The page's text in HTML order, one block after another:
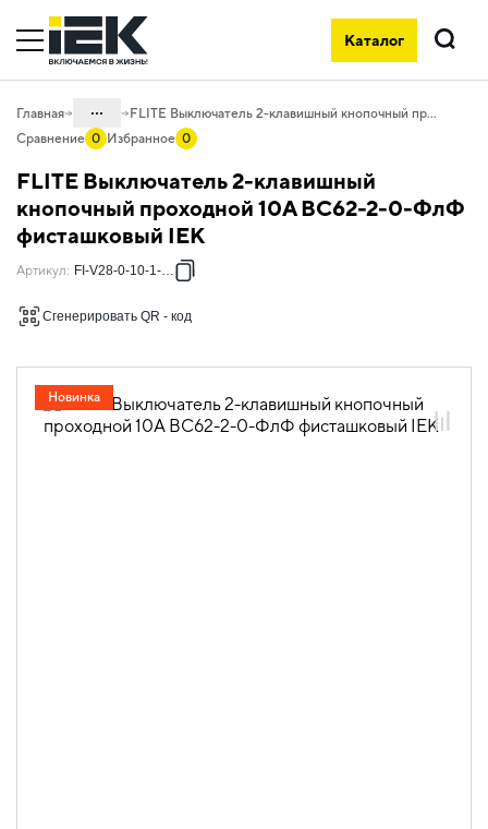
Каталог
Поиск
Главная ...
06. Изделия электроустановочные,
удлинители и силовые разъемы
изделия скрытого монтажа FLITE
FLITE Выключатель 2-клавишный кнопочный проходной 10А ВС62-2-0-ФлФ фисташковый IEK
Сравнение 0 Избранное 0
FLITE Выключатель 2-клавишный
кнопочный проходной 10А ВС62-2-0-ФлФ
фисташковый IEK
Новинка
Артикул: FI-V28-0-10-1-K93
Сгенерировать QR - код